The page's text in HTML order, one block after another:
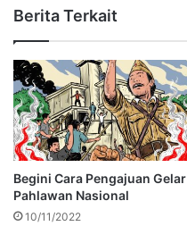
Berita Terkait
Begini Cara Pengajuan Gelar
Pahlawan Nasional
10/11/2022